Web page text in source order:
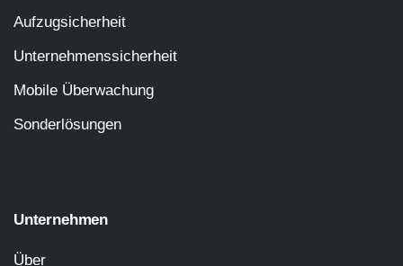
Aufzugsicherheit
Unternehmenssicherheit
Mobile Überwachung
Sonderlösungen
Unternehmen
Über